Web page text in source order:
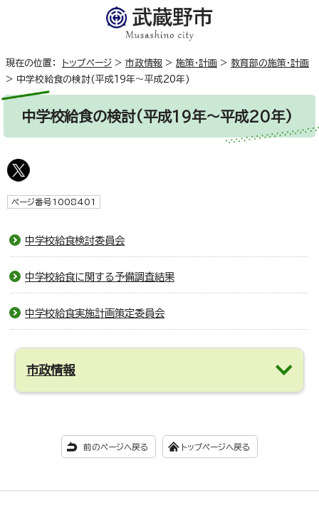
現在の位置： トップページ > 市政情報 > 施策・計画 > 教育部の施策・計画
> 中学校給食の検討(平成19年～平成20年)
中学校給食の検討(平成19年～平成20年)
ページ番号1008401
中学校給食検討委員会
中学校給食に関する予備調査結果
中学校給食実施計画策定委員会
市政情報
前のページへ戻る トップページへ戻る